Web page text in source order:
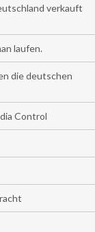
verkauft
laufen.
die deutschen
Control